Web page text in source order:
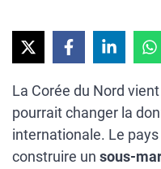
La Corée du Nord
pourrait changer la
internationale. Le
construire un sous-